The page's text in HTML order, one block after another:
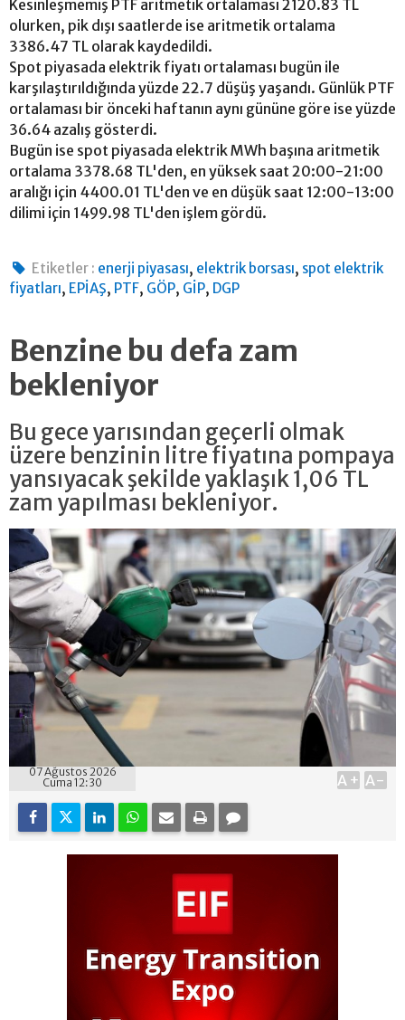
Kesinleşmemiş PTF aritmetik ortalaması 2120.83 TL
olurken, pik dışı saatlerde ise aritmetik ortalama
3386.47 TL olarak kaydedildi.
Spot piyasada elektrik fiyatı ortalaması bugün ile
karşılaştırıldığında yüzde 22.7 düşüş yaşandı. Günlük PTF
ortalaması bir önceki haftanın aynı gününe göre ise yüzde
36.64 azalış gösterdi.
Bugün ise spot piyasada elektrik MWh başına aritmetik
ortalama 3378.68 TL'den, en yüksek saat 20:00-21:00
aralığı için 4400.01 TL'den ve en düşük saat 12:00-13:00
dilimi için 1499.98 TL'den işlem gördü.
Etiketler : enerji piyasası, elektrik borsası, spot elektrik
fiyatları, EPİAŞ, PTF, GÖP, GİP, DGP
Benzine bu defa zam
bekleniyor
Bu gece yarısından geçerli olmak
üzere benzinin litre fiyatına pompaya
yansıyacak şekilde yaklaşık 1,06 TL
zam yapılması bekleniyor.
07 Ağustos 2026
Cuma 12:30
A+ A-